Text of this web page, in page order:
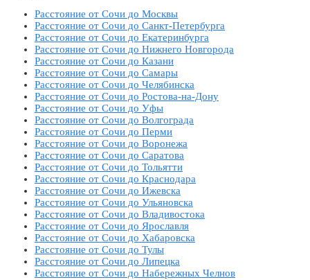
Расстояние от Сочи до Москвы
Расстояние от Сочи до Санкт-Петербурга
Расстояние от Сочи до Екатеринбурга
Расстояние от Сочи до Нижнего Новгорода
Расстояние от Сочи до Казани
Расстояние от Сочи до Самары
Расстояние от Сочи до Челябинска
Расстояние от Сочи до Ростова-на-Дону
Расстояние от Сочи до Уфы
Расстояние от Сочи до Волгограда
Расстояние от Сочи до Перми
Расстояние от Сочи до Воронежа
Расстояние от Сочи до Саратова
Расстояние от Сочи до Тольятти
Расстояние от Сочи до Краснодара
Расстояние от Сочи до Ижевска
Расстояние от Сочи до Ульяновска
Расстояние от Сочи до Владивостока
Расстояние от Сочи до Ярославля
Расстояние от Сочи до Хабаровска
Расстояние от Сочи до Тулы
Расстояние от Сочи до Липецка
Расстояние от Сочи до Набережных Челнов